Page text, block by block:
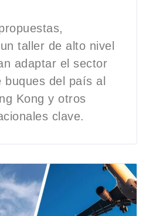
taller de alto nivel
adaptar el sector
buques del país al
Kong y otros
clave.